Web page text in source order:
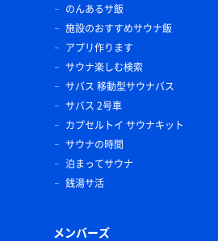
のんあるサ飯
施設のおすすめサウナ飯
アプリ作ります
サウナ楽しむ検索
サバス 移動型サウナバス
サバス 2号車
カプセルトイ サウナキット
サウナの時間
泊まってサウナ
銭湯サ活
メンバーズ